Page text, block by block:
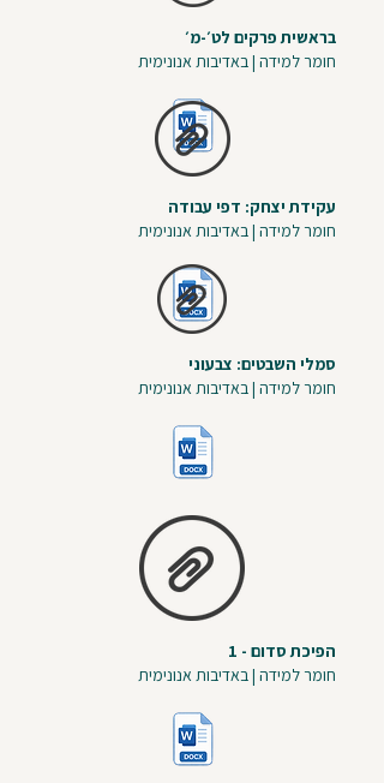
בראשית פרקים לט׳-מ׳
חומר למידה | באדיבות אנונימית
עקידת יצחק: דפי עבודה
חומר למידה | באדיבות אנונימית
סמלי השבטים: צבעוני
חומר למידה | באדיבות אנונימית
הפיכת סדום - 1
חומר למידה | באדיבות אנונימית